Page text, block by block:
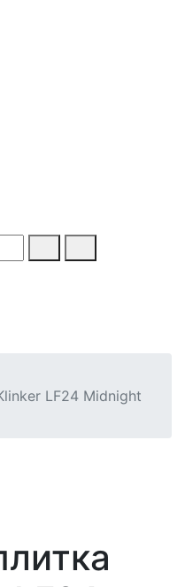
LF24 Midnight